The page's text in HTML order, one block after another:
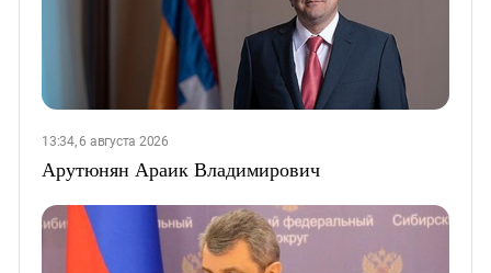
13:34, 6 августа 2026
Арутюнян Араик Владимирович